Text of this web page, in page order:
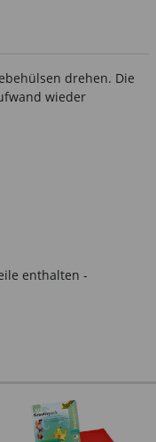
drehen. Die
wieder
enthalten -